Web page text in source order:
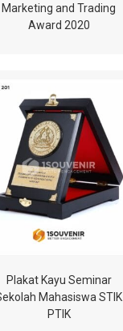
Marketing and Trading
Award 2020
Plakat Kayu Seminar
Mahasiswa STIK
PTIK